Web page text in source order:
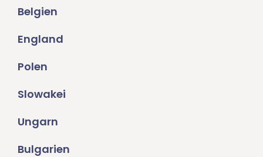
Belgien
England
Polen
Slowakei
Ungarn
Bulgarien